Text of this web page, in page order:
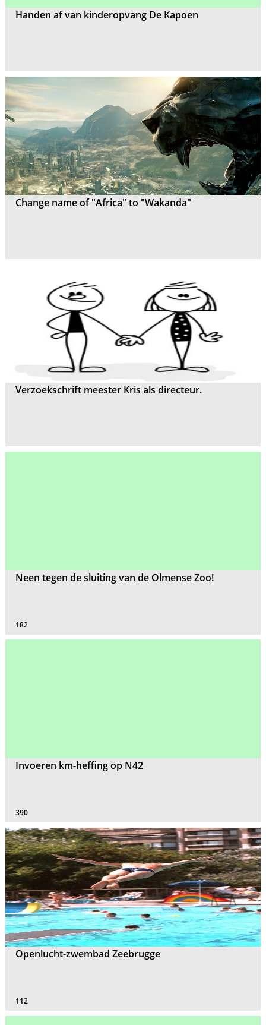
Handen af van kinderopvang De Kapoen
Change name of "Africa" to "Wakanda"
Verzoekschrift meester Kris als directeur.
Neen tegen de sluiting van de Olmense Zoo!
182
Invoeren km-heffing op N42
390
Openlucht-zwembad Zeebrugge
112